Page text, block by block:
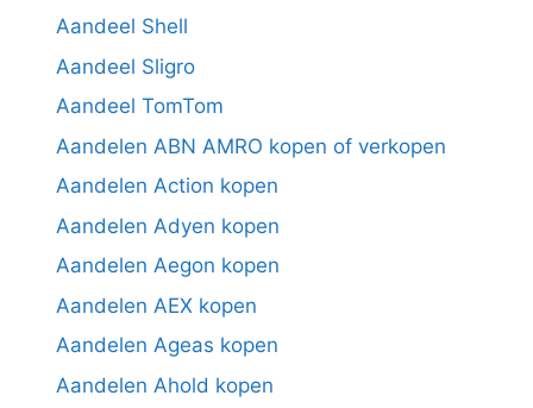
Aandeel Shell
Aandeel Sligro
Aandeel TomTom
Aandelen ABN AMRO kopen of verkopen
Aandelen Action kopen
Aandelen Adyen kopen
Aandelen Aegon kopen
Aandelen AEX kopen
Aandelen Ageas kopen
Aandelen Ahold kopen